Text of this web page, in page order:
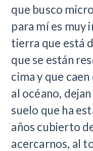
que busco
para mí es muy
tierra que está
que se están
cima y que
al océano,
suelo que ha
años cubierto
acercarnos, al